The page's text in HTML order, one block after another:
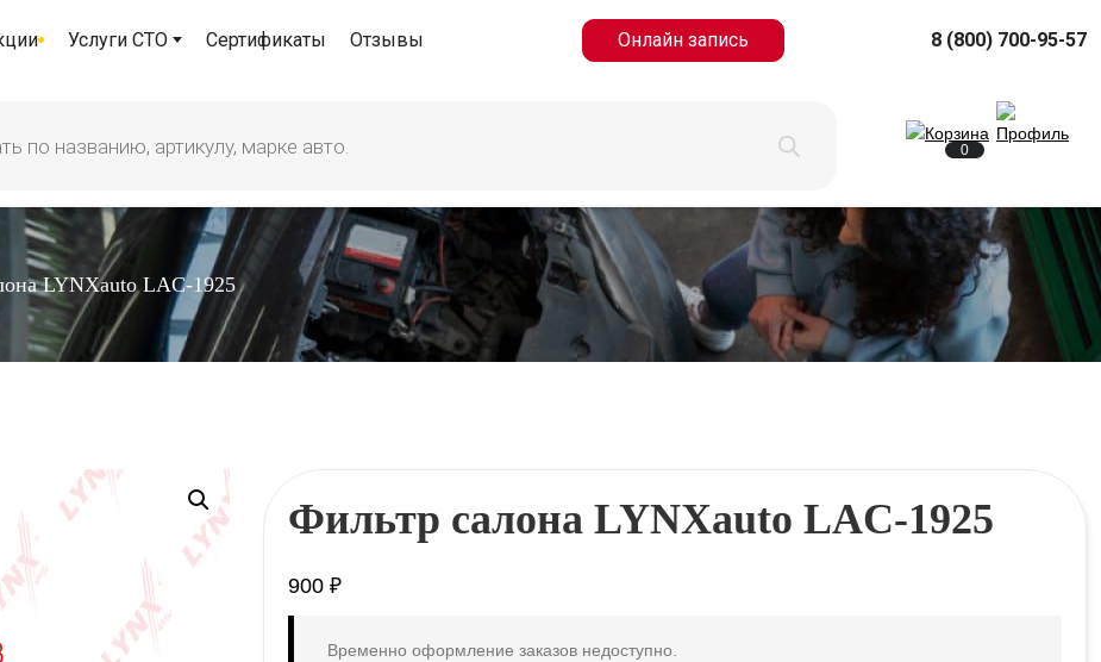
Услуги СТО Сертификаты Отзывы Онлайн запись 8 (800) 700-95-57
0
LYNXauto LAC-1925
Фильтр салона LYNXauto LAC-1925
900 ₽
Временно оформление заказов недоступно.